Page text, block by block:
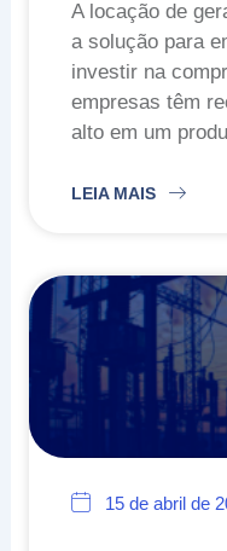
A locação de
a solução para
investir na
empresas têm
alto em um
LEIA MAIS
15 de abril de